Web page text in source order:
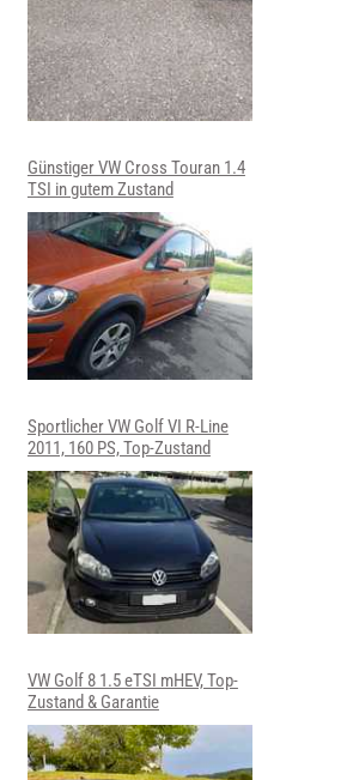
Günstiger VW Cross Touran 1.4
TSI in gutem Zustand
Sportlicher VW Golf VI R-Line
2011, 160 PS, Top-Zustand
VW Golf 8 1.5 eTSI mHEV, Top-
Zustand & Garantie